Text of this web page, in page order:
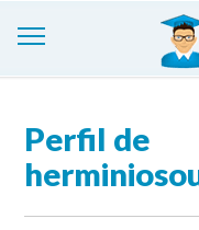
Cadastre-se
Perfil de